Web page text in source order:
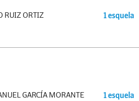
RUIZ ORTIZ 1 esquela
GARCÍA MORANTE 1 esquela